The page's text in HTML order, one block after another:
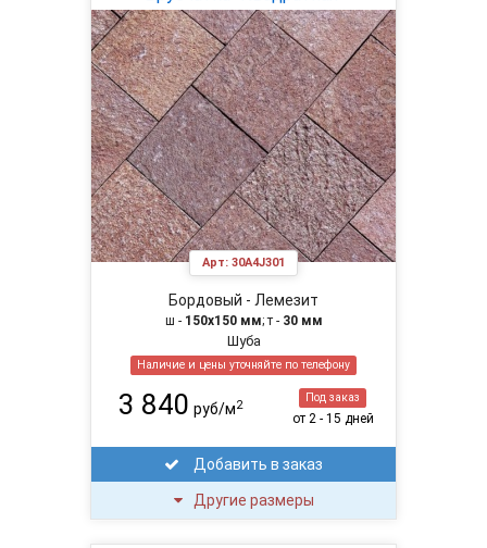
Арт: 30A4J301
Бордовый - Лемезит
ш - 150х150 мм; т - 30 мм
Шуба
Наличие и цены уточняйте по телефону
3 840 руб/м2
Под заказ
от 2 - 15 дней
Добавить в заказ
Другие размеры